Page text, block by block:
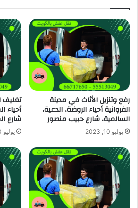
رفع وتنزيل الأثاث في مدينة
الفروانية أحياء الروضة، الدعية،
السالمية، شارع حبيب منصور
يوليو 10, 2023
أحياء
شارع
يوليو 10, 2023